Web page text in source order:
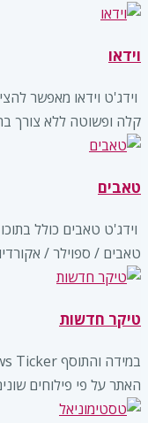
וידאו
וידג'ט וידאו מאפשר
קלה ופשוטה ללא צורך
טאבים
וידג'ט טאבים כולל
טאבים / ספוילר /
טיקר חדשות
האתר על פי פילוחים